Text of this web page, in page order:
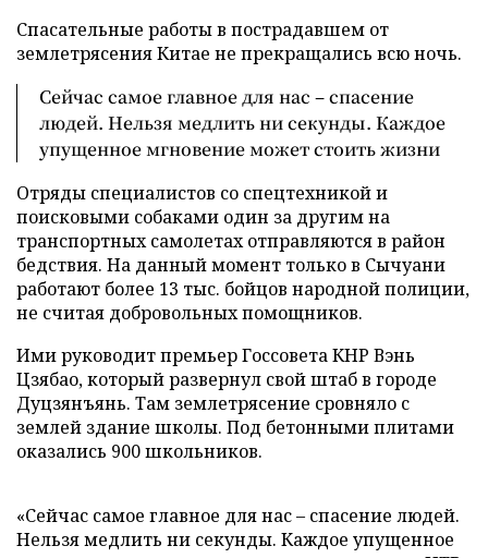
Спасательные работы в пострадавшем от
землетрясения Китае не прекращались всю ночь.
Сейчас самое главное для нас – спасение
людей. Нельзя медлить ни секунды. Каждое
упущенное мгновение может стоить жизни
Отряды специалистов со спецтехникой и
поисковыми собаками один за другим на
транспортных самолетах отправляются в район
бедствия. На данный момент только в Сычуани
работают более 13 тыс. бойцов народной полиции,
не считая добровольных помощников.
Ими руководит премьер Госсовета КНР Вэнь
Цзябао, который развернул свой штаб в городе
Дуцзянъянь. Там землетрясение сровняло с
землей здание школы. Под бетонными плитами
оказались 900 школьников.
«Сейчас самое главное для нас – спасение людей.
Нельзя медлить ни секунды. Каждое упущенное